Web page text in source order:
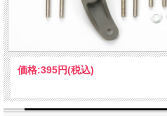
価格:395円(税込)